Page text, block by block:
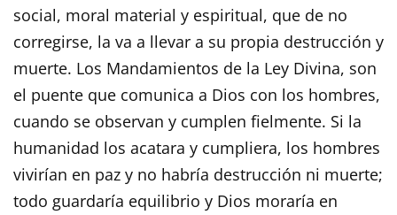
social, moral material y espiritual, que de no
corregirse, la va a llevar a su propia destrucción y
muerte. Los Mandamientos de la Ley Divina, son
el puente que comunica a Dios con los hombres,
cuando se observan y cumplen fielmente. Si la
humanidad los acatara y cumpliera, los hombres
vivirían en paz y no habría destrucción ni muerte;
todo guardaría equilibrio y Dios moraría en